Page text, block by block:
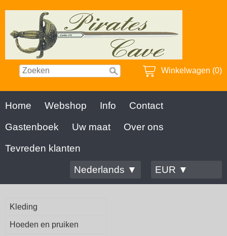
Winkelwagen (0)
Home Webshop Info
Contact
Gastenboek
Uw maat
Over ons
Tevreden klanten
Nederlands ▼
EUR ▼
Kleding
Hoeden en pruiken